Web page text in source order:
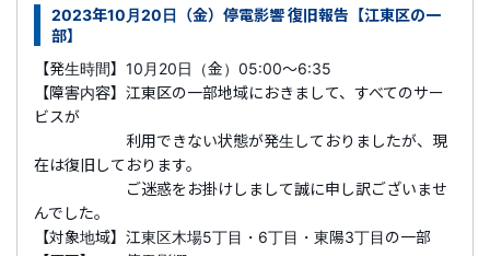
2023年10月20日（金）停電影響 復旧報告【江東区の一
部】
【発生時間】10月20日（金）05:00～6:35
【障害内容】 江東区の一部地域におきまして、すべてのサー
ビスが
利用できない状態が発生しておりましたが、現
在は復旧しております。
ご迷惑をお掛けしまして誠に申し訳ございませ
んでした。
【対象地域】江東区木場5丁目・6丁目・東陽3丁目の一部